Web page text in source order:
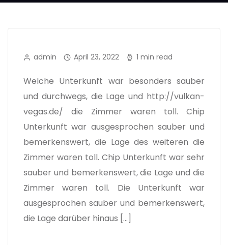
admin April 23, 2022 1 min read
Welche Unterkunft war besonders sauber
und durchwegs, die Lage und http://vulkan-
vegas.de/ die Zimmer waren toll. Chip
Unterkunft war ausgesprochen sauber und
bemerkenswert, die Lage des weiteren die
Zimmer waren toll. Chip Unterkunft war sehr
sauber und bemerkenswert, die Lage und die
Zimmer waren toll. Die Unterkunft war
ausgesprochen sauber und bemerkenswert,
die Lage darüber hinaus […]